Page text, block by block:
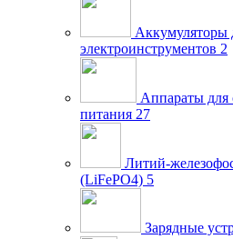
Аккумуляторы
электроинструментов 2
Аппараты для
питания 27
Литий-
(LiFePO4) 5
Зарядные